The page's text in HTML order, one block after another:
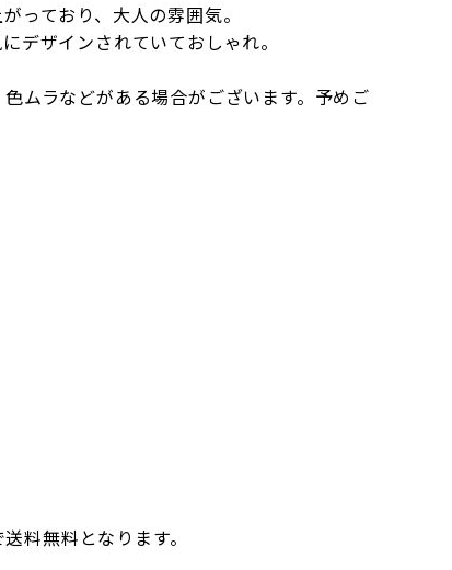
っており、大人の雰囲気。
デザインされていておしゃれ。
ムラなどがある場合がございます。予めご
料無料となります。